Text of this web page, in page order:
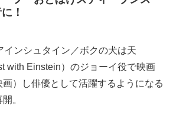
！
インシュタイン／ボクの犬は天
with Einstein）のジョーイ役で映画
）し俳優として活躍するようになる
。